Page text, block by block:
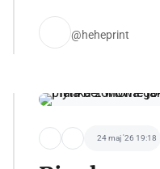
@heheprint
24 maj '26 19:18